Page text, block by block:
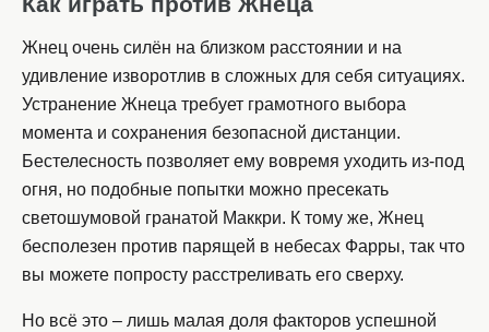
Жнец очень силён на близком расстоянии и на
удивление изворотлив в сложных для себя ситуациях.
Устранение Жнеца требует грамотного выбора
момента и сохранения безопасной дистанции.
Бестелесность позволяет ему вовремя уходить из-под
огня, но подобные попытки можно пресекать
светошумовой гранатой Маккри. К тому же, Жнец
бесполезен против парящей в небесах Фарры, так что
вы можете попросту расстреливать его сверху.
Но всё это – лишь малая доля факторов успешной